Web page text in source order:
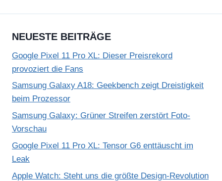
NEUESTE BEITRÄGE
Google Pixel 11 Pro XL: Dieser Preisrekord
provoziert die Fans
Samsung Galaxy A18: Geekbench zeigt Dreistigkeit
beim Prozessor
Samsung Galaxy: Grüner Streifen zerstört Foto-
Vorschau
Google Pixel 11 Pro XL: Tensor G6 enttäuscht im
Leak
Apple Watch: Steht uns die größte Design-Revolution